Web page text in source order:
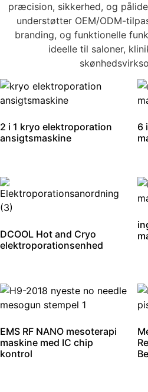
præcision, sikkerhed, og
understøtter OEM/ODM-
branding, og funktionelle
ideelle til saloner,
2 i 1 kryo elektroporation
ansigtsmaskine
6
DCOOL Hot and Cryo
elektroporationsenhed
EMS RF NANO mesoterapi
maskine med IC chip
kontrol